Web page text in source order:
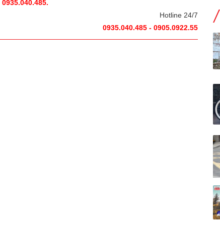
0935.040.485.
Hotline 24/7
0935.040.485 - 0905.0922.55